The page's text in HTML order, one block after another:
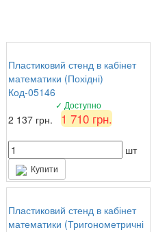
Пластиковий стенд в кабінет
математики (Похідні)
Код-05146
✓ Доступно
2 137 грн. 1 710 грн.
шт
Купити
Пластиковий стенд в кабінет
математики (Тригонометричні